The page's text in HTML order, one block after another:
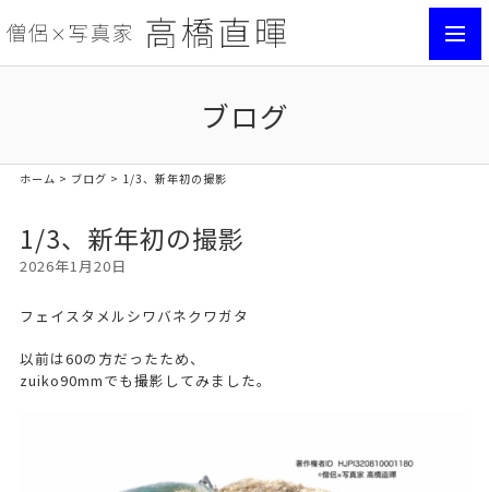
ブログ
ホーム > ブログ > 1/3、新年初の撮影
1/3、新年初の撮影
2026年1月20日
フェイスタメルシワバネクワガタ
以前は60の方だったため、
zuiko90mmでも撮影してみました。